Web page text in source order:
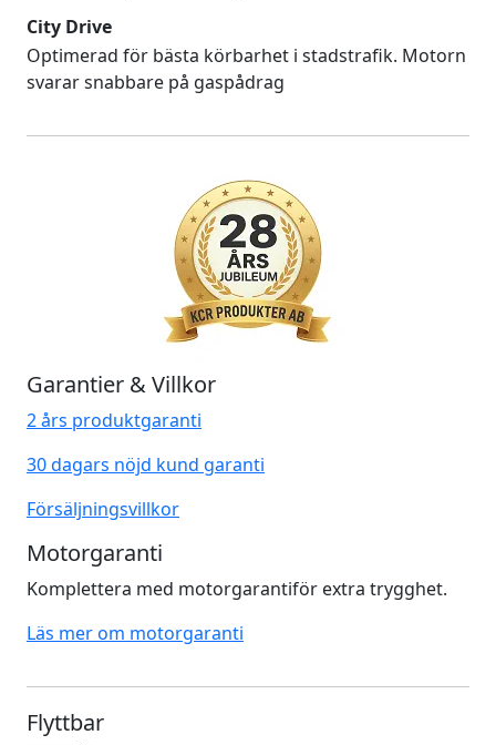
City Drive
Optimerad för bästa körbarhet i stadstrafik. Motorn
svarar snabbare på gaspådrag
Garantier & Villkor
2 års produktgaranti
30 dagars nöjd kund garanti
Försäljningsvillkor
Motorgaranti
Komplettera med motorgarantiför extra trygghet.
Läs mer om motorgaranti
Flyttbar